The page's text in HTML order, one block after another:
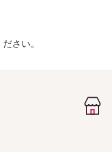
さい。